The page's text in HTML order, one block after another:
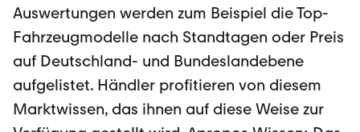
Auswertungen werden zum Beispiel die Top-
Fahrzeugmodelle nach Standtagen oder Preis
auf Deutschland- und Bundeslandebene
aufgelistet. Händler profitieren von die­sem
Marktwissen, das ihnen auf diese Weise zur